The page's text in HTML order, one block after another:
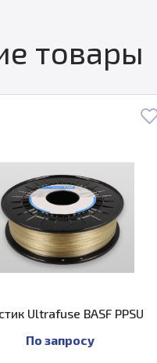
товары
Ultrafuse BASF PPSU
По запросу